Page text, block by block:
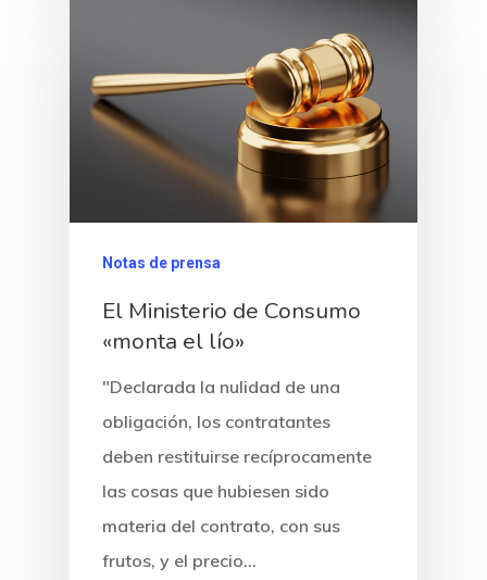
Notas de prensa
El Ministerio de Consumo
«monta el lío»
"Declarada la nulidad de una
obligación, los contratantes
deben restituirse recíprocamente
las cosas que hubiesen sido
materia del contrato, con sus
frutos, y el precio…